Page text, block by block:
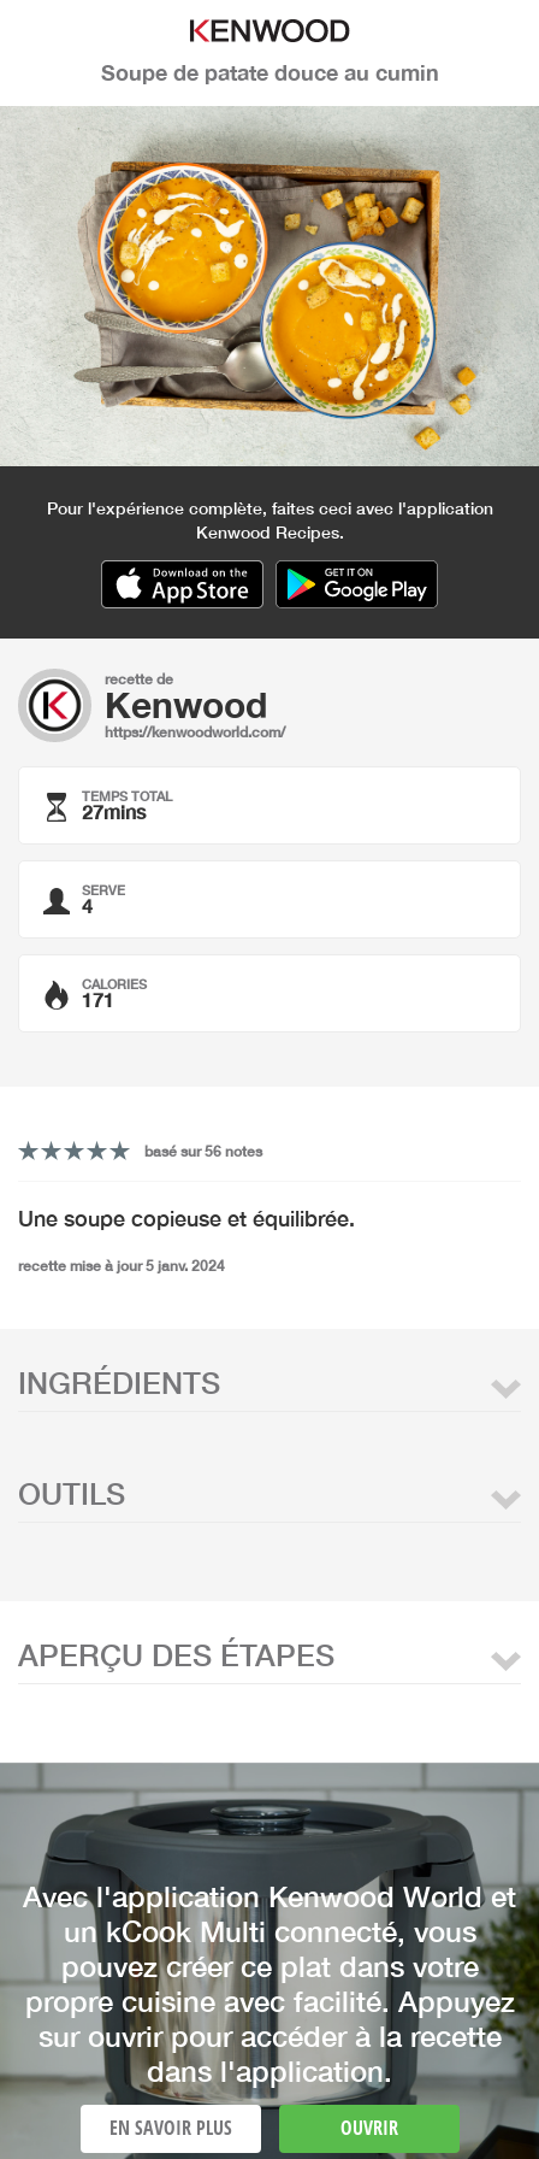
Soupe de patate douce au cumin
Pour l'expérience complète, faites ceci avec l'application
Kenwood Recipes.
recette de
Kenwood
https://kenwoodworld.com/
TEMPS TOTAL
27mins
SERVE
4
CALORIES
171
basé sur 56 notes
Une soupe copieuse et équilibrée.
recette mise à jour 5 janv. 2024
INGRÉDIENTS
OUTILS
APERÇU DES ÉTAPES
Avec l'application Kenwood World et
un kCook Multi connecté, vous
pouvez créer ce plat dans votre
propre cuisine avec facilité. Appuyez
sur ouvrir pour accéder à la recette
dans l'application.
EN SAVOIR PLUS OUVRIR